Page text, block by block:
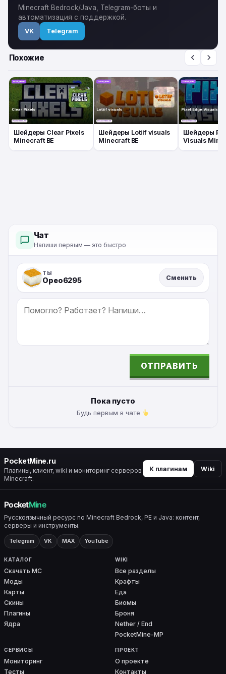
Minecraft Bedrock/Java, Telegram-боты и
автоматизация с поддержкой.
VK Telegram
Похожие
Шейдеры Clear Pixels
Minecraft BE
Шейдеры Lotiif visuals
Minecraft BE
Шейдеры
Visuals
Чат
Напиши первым — это быстро
ТЫ
Орео6295 Сменить
СООБЩЕНИЕ
ОТПРАВИТЬ
Пока пусто
Будь первым в чате
PocketMine.ru
Плагины, клиент, wiki и мониторинг серверов
Minecraft.
К плагинам Wiki
Русскоязычный ресурс по Minecraft Bedrock, PE и Java: контент,
серверы и инструменты.
Telegram VK MAX YouTube
КАТАЛОГ
Скачать MC
Моды
Карты
Скины
Плагины
Ядра
WIKI
Все разделы
Крафты
Еда
Биомы
Броня
Nether / End
PocketMine-MP
СЕРВИСЫ
Мониторинг
Тесты
ПРОЕКТ
О проекте
Контакты